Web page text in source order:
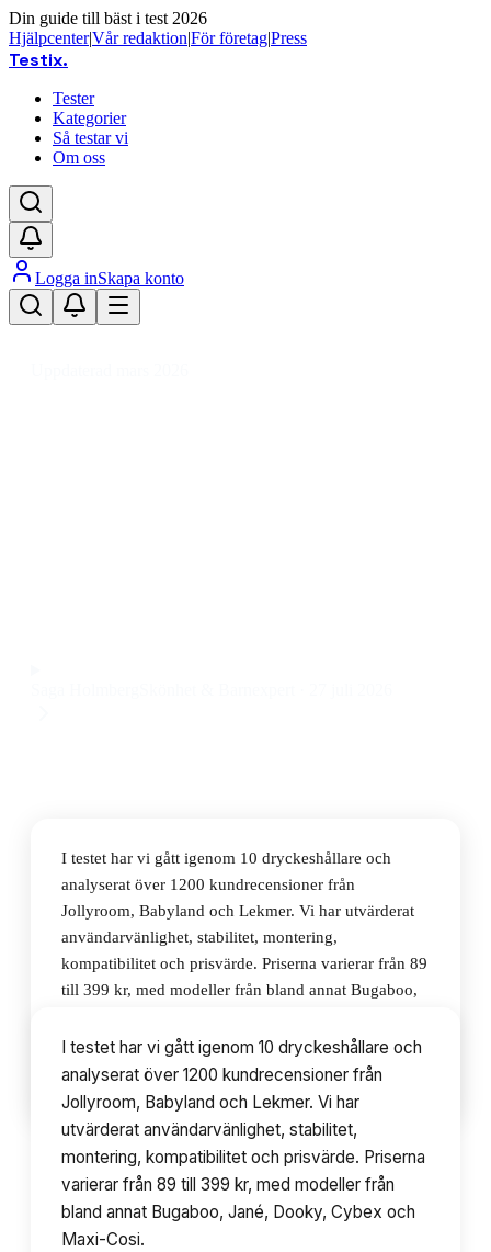
Din guide till bäst i test 2026
Hjälpcenter|Vår redaktion|För företag|Press
Testix.
Tester
Kategorier
Så testar vi
Om oss
Logga inSkapa konto
I testet har vi gått igenom 10 dryckeshållare och
analyserat över 1200 kundrecensioner från
Jollyroom, Babyland och Lekmer. Vi har utvärderat
användarvänlighet, stabilitet, montering,
kompatibilitet och prisvärde. Priserna varierar från 89
till 399 kr, med modeller från bland annat Bugaboo,
Innehållsförteckning 10avsnitt
I testet har vi gått igenom 10 dryckeshållare och
analyserat över 1200 kundrecensioner från
Jollyroom, Babyland och Lekmer. Vi har
utvärderat användarvänlighet, stabilitet,
montering, kompatibilitet och prisvärde. Priserna
varierar från 89 till 399 kr, med modeller från
bland annat Bugaboo, Jané, Dooky, Cybex och
Maxi-Cosi.